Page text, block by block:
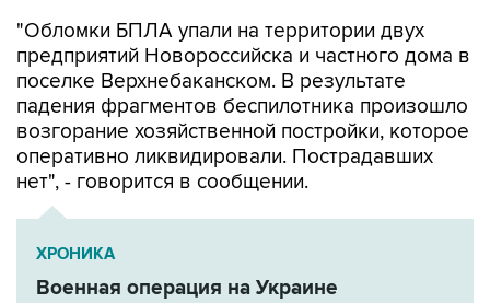
"Обломки БПЛА упали на территории двух
предприятий Новороссийска и частного дома в
поселке Верхнебаканском. В результате
падения фрагментов беспилотника произошло
возгорание хозяйственной постройки, которое
оперативно ликвидировали. Пострадавших
нет", - говорится в сообщении.
ХРОНИКА
Военная операция на Украине